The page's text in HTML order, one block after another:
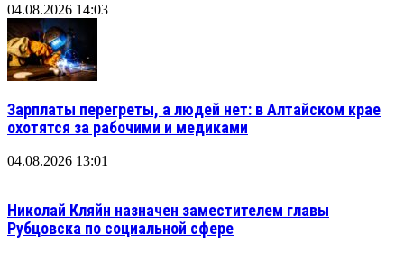
04.08.2026 14:03
Зарплаты перегреты, а людей нет: в Алтайском крае
охотятся за рабочими и медиками
04.08.2026 13:01
Николай Кляйн назначен заместителем главы
Рубцовска по социальной сфере